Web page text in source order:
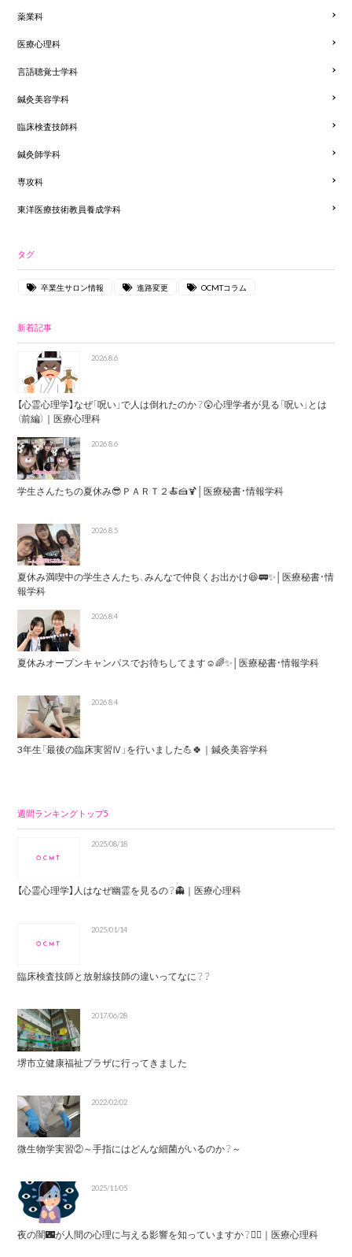
薬業科
医療心理科
言語聴覚士学科
鍼灸美容学科
臨床検査技師科
鍼灸師学科
専攻科
東洋医療技術教員養成学科
タグ
卒業生サロン情報 進路変更 OCMTコラム
新着記事
2026.8.6
【心霊心理学】なぜ「呪い」で人は倒れたのか？😲心理学者が見る「呪い」とは
（前編）｜医療心理科
2026.8.6
学生さんたちの夏休み😎ＰＡＲＴ２🍝🍰🍹│医療秘書・情報学科
2026.8.5
夏休み満喫中の学生さんたち、みんなで仲良くお出かけ😆🚃✨│医療秘書・情
報学科
2026.8.4
夏休みオープンキャンパスでお待ちしてます☺️🌈✨│医療秘書・情報学科
2026.8.4
3年生「最後の臨床実習Ⅳ」を行いました💪🍀｜鍼灸美容学科
週間ランキングトップ5
2025/08/18
【心霊心理学】人はなぜ幽霊を見るの？👻｜医療心理科
2025/01/14
臨床検査技師と放射線技師の違いってなに？？
2017/06/28
堺市立健康福祉プラザに行ってきました
2022/02/02
微生物学実習②～手指にはどんな細菌がいるのか？～
2025/11/05
夜の闇🌃が人間の心理に与える影響を知っていますか？😶‍🌫️｜医療心理科